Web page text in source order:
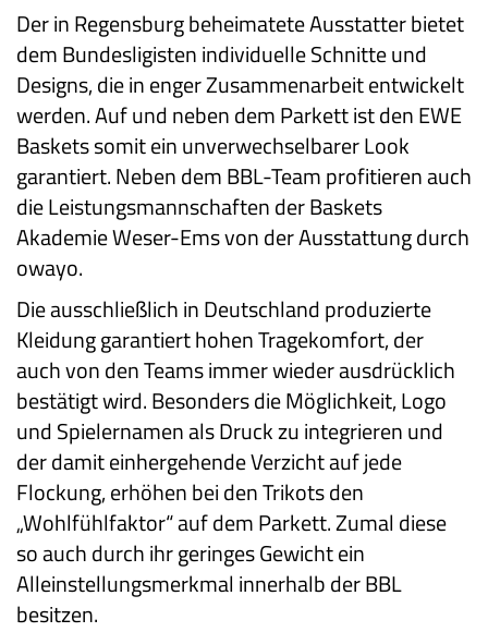
Der in Regensburg beheimatete Ausstatter bietet
dem Bundesligisten individuelle Schnitte und
Designs, die in enger Zusammenarbeit entwickelt
werden. Auf und neben dem Parkett ist den EWE
Baskets somit ein unverwechselbarer Look
garantiert. Neben dem BBL-Team profitieren auch
die Leistungsmannschaften der Baskets
Akademie Weser-Ems von der Ausstattung durch
owayo.
Die ausschließlich in Deutschland produzierte
Kleidung garantiert hohen Tragekomfort, der
auch von den Teams immer wieder ausdrücklich
bestätigt wird. Besonders die Möglichkeit, Logo
und Spielernamen als Druck zu integrieren und
der damit einhergehende Verzicht auf jede
Flockung, erhöhen bei den Trikots den
„Wohlfühlfaktor“ auf dem Parkett. Zumal diese
so auch durch ihr geringes Gewicht ein
Alleinstellungsmerkmal innerhalb der BBL
besitzen.